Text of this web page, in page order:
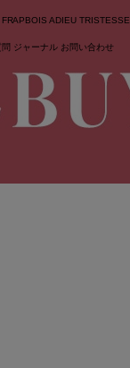
FRAPBOIS ADIEU TRISTESSE
問 ジャーナル お問い合わせ